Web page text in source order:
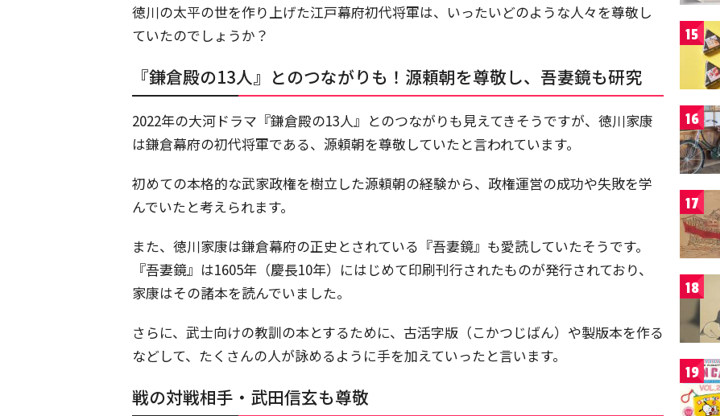
徳川の太平の世を作り上げた江戸幕府初代将軍は、いったいどのような人々を尊敬し
ていたのでしょうか？
『鎌倉殿の13人』とのつながりも！源頼朝を尊敬し、吾妻鏡も研究
2022年の大河ドラマ『鎌倉殿の13人』とのつながりも見えてきそうですが、徳川家康
は鎌倉幕府の初代将軍である、源頼朝を尊敬していたと言われています。
初めての本格的な武家政権を樹立した源頼朝の経験から、政権運営の成功や失敗を学
んでいたと考えられます。
また、徳川家康は鎌倉幕府の正史とされている『吾妻鏡』も愛読していたそうです。
『吾妻鏡』は1605年（慶長10年）にはじめて印刷刊行されたものが発行されており、
家康はその諸本を読んでいました。
さらに、武士向けの教訓の本とするために、古活字版（こかつじばん）や製版本を作る
などして、たくさんの人が詠めるように手を加えていったと言います。
戦の対戦相手・武田信玄も尊敬
15
16
17
18
19